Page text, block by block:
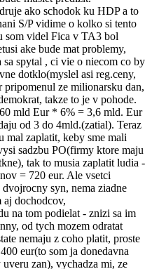
ako schodok ku HDP a to
S/P vidime o kolko si tento
som videl Fica v TA3 bol
ake bude mat problemy,
spytal , ci vie o niecom co by
dotklo(myslel asi reg.ceny,
ze milionarsku dan,
takze to je v pohode.
mld Eur * 6% = 3,6 mld. Eur
od 3 do 4mld.(zatial). Teraz
mal zaplatit, keby sme mali
sadzbu PO(firmy ktore maju
tak to musia zaplatit ludia -
= 720 eur. Ale vsetci
syn, nema ziadne
aj dochodcov,
na tom podielat - znizi sa im
od tych mozem odratat
nemaju z coho platit, proste
eur(to som ja donedavna
zan), vychadza mi, ze